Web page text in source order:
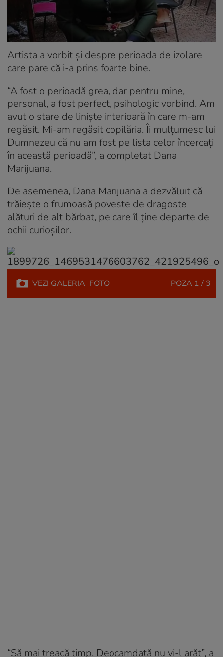
Artista a vorbit și despre perioada de izolare
care pare că i-a prins foarte bine.
“A fost o perioadă grea, dar pentru mine,
personal, a fost perfect, psihologic vorbind. Am
avut o stare de liniște interioară în care m-am
regăsit. Mi-am regăsit copilăria. Îi mulțumesc lui
Dumnezeu că nu am fost pe lista celor încercați
în această perioadă”, a completat Dana
Marijuana.
De asemenea, Dana Marijuana a dezvăluit că
trăiește o frumoasă poveste de dragoste
alături de alt bărbat, pe care îl ține departe de
ochii curioșilor.
VEZI GALERIA FOTO POZA 1 / 3
“Să mai treacă timp. Deocamdată nu vi-l arăt”, a